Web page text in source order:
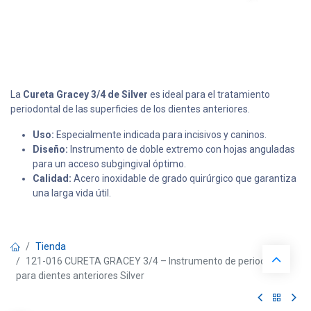
La Cureta Gracey 3/4 de Silver es ideal para el tratamiento
periodontal de las superficies de los dientes anteriores.
Uso: Especialmente indicada para incisivos y caninos.
Diseño: Instrumento de doble extremo con hojas anguladas
para un acceso subgingival óptimo.
Calidad: Acero inoxidable de grado quirúrgico que garantiza
una larga vida útil.
Tienda
121-016 CURETA GRACEY 3/4 – Instrumento de periodoncia
para dientes anteriores Silver